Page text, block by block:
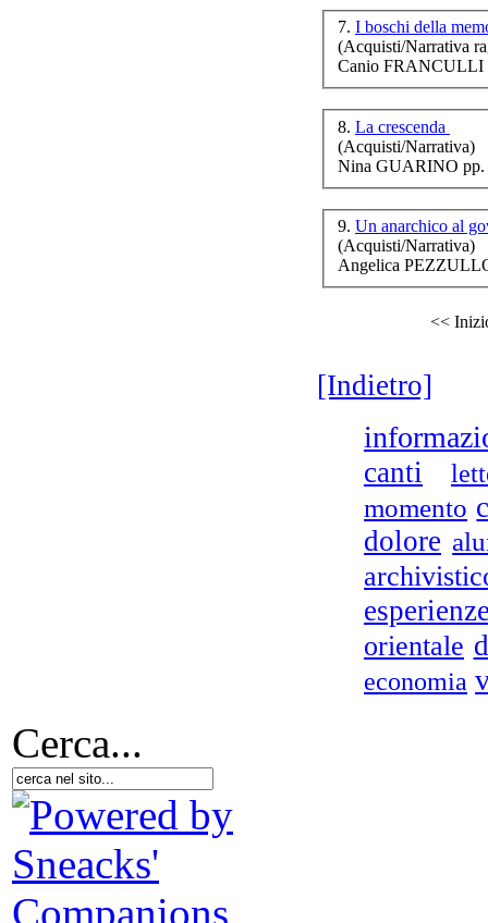
La
7. I boschi della
(Acquisti/Narrativa
Canio FRANCULLI
8. La crescenda
(Acquisti/Narrativa)
Nina GUARINO pp.
9. Un anarchico al
(Acquisti/Narrativa)
Angelica
<<
[Indietro]
canti
momento
dolore
orientale
economia
Cerca...